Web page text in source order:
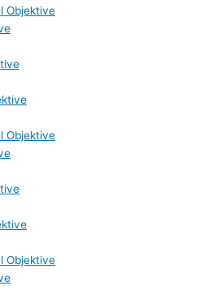
Objektive
Objektive
Objektive